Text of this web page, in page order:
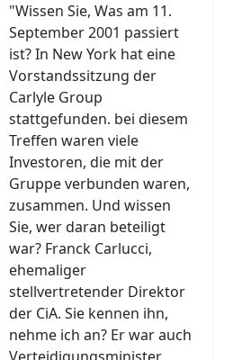
"Wissen Sie, Was am 11.
September 2001 passiert
ist? In New York hat eine
Vorstandssitzung der
Carlyle Group
stattgefunden. bei diesem
Treffen waren viele
Investoren, die mit der
Gruppe verbunden waren,
zusammen. Und wissen
Sie, wer daran beteiligt
war? Franck Carlucci,
ehemaliger
stellvertretender Direktor
der CiA. Sie kennen ihn,
nehme ich an? Er war auch